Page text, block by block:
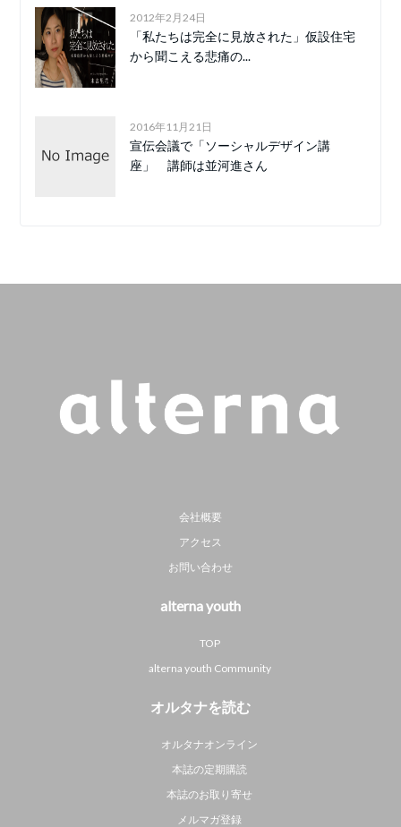
2012年2月24日
「私たちは完全に見放された」仮設住宅
から聞こえる悲痛の...
2016年11月21日
宣伝会議で「ソーシャルデザイン講
座」 講師は並河進さん
会社概要
アクセス
お問い合わせ
alterna youth
TOP
alterna youth Community
オルタナを読む
オルタナオンライン
本誌の定期購読
本誌のお取り寄せ
メルマガ登録